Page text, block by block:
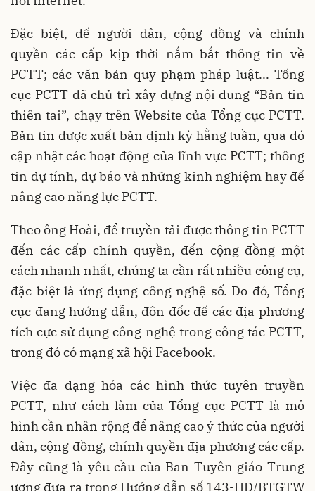
Đặc biệt, để người dân, cộng đồng và chính
quyền các cấp kịp thời nắm bắt thông tin về
PCTT; các văn bản quy phạm pháp luật... Tổng
cục PCTT đã chủ trì xây dựng nội dung “Bản tin
thiên tai”, chạy trên Website của Tổng cục PCTT.
Bản tin được xuất bản định kỳ hằng tuần, qua đó
cập nhật các hoạt động của lĩnh vực PCTT; thông
tin dự tính, dự báo và những kinh nghiệm hay để
nâng cao năng lực PCTT.
Theo ông Hoài, để truyền tải được thông tin PCTT
đến các cấp chính quyền, đến cộng đồng một
cách nhanh nhất, chúng ta cần rất nhiều công cụ,
đặc biệt là ứng dụng công nghệ số. Do đó, Tổng
cục đang hướng dẫn, đôn đốc để các địa phương
tích cực sử dụng công nghệ trong công tác PCTT,
trong đó có mạng xã hội Facebook.
Việc đa dạng hóa các hình thức tuyên truyền
PCTT, như cách làm của Tổng cục PCTT là mô
hình cần nhân rộng để nâng cao ý thức của người
dân, cộng đồng, chính quyền địa phương các cấp.
Đây cũng là yêu cầu của Ban Tuyên giáo Trung
ương đưa ra trong Hướng dẫn số 143-HD/BTGTW